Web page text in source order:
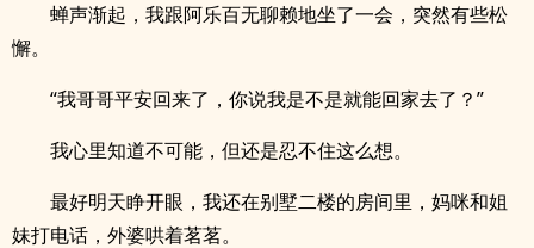
蝉声渐起，我跟阿乐百无聊赖地坐了一会，突然有些松
懈。
“我哥哥平安回来了，你说我是不是就能回家去了？”
我心里知道不可能，但还是忍不住这么想。
最好明天睁开眼，我还在别墅二楼的房间里，妈咪和姐
妹打电话，外婆哄着茗茗。